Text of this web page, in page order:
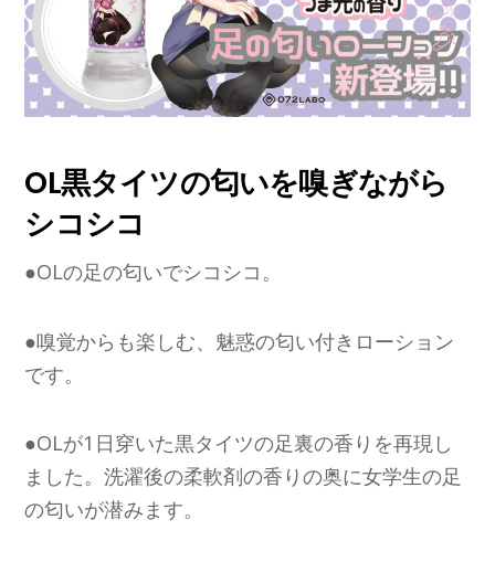
OL黒タイツの匂いを嗅ぎながら
シコシコ
●OLの足の匂いでシコシコ。
●嗅覚からも楽しむ、魅惑の匂い付きローション
です。
●OLが1日穿いた黒タイツの足裏の香りを再現し
ました。洗濯後の柔軟剤の香りの奥に女学生の足
の匂いが潜みます。